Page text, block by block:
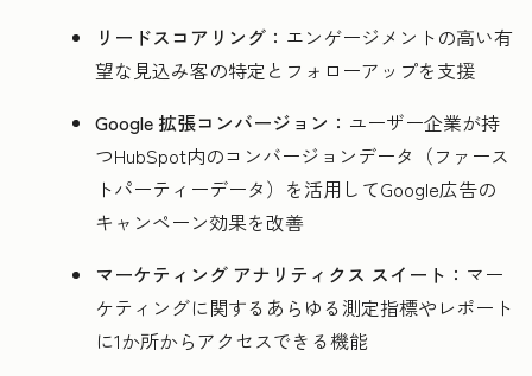
リードスコアリング： エンゲージメントの高い有
望な見込み客の特定とフォローアップを支援
Google 拡張コンバージョン： ユーザー企業が持
つHubSpot内のコンバージョンデータ（ファース
トパーティーデータ）を活用してGoogle広告の
キャンペーン効果を改善
マーケティング アナリティクス スイート： マー
ケティングに関するあらゆる測定指標やレポート
に1か所からアクセスできる機能